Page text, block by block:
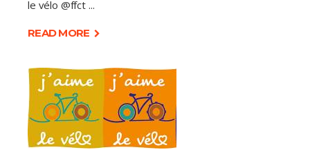
le vélo @ffct
READ MORE